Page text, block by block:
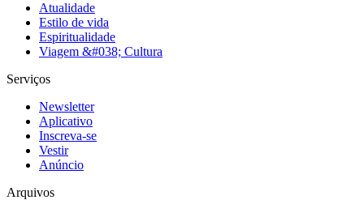
Atualidade
Estilo de vida
Espiritualidade
Viagem &#038; Cultura
Serviços
Newsletter
Aplicativo
Inscreva-se
Vestir
Anúncio
Arquivos